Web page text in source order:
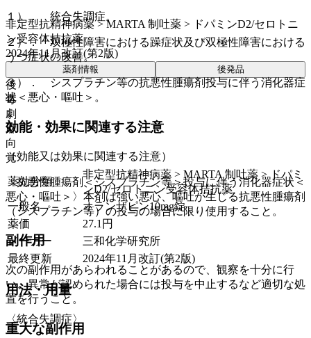
１）． 統合失調症。
２）． 双極性障害における躁症状及び双極性障害における
うつ症状の改善。
３）． シスプラチン等の抗悪性腫瘍剤投与に伴う消化器症
状＜悪心・嘔吐＞。
効能・効果に関連する注意
（効能又は効果に関連する注意）
〈抗悪性腫瘍剤＜シスプラチン等＞投与に伴う消化器症状＜
悪心・嘔吐＞〉本剤は強い悪心、嘔吐が生じる抗悪性腫瘍剤
（シスプラチン等）の投与の場合に限り使用すること。
副作用
次の副作用があらわれることがあるので、観察を十分に行
い、異常が認められた場合には投与を中止するなど適切な処
置を行うこと。
重大な副作用
非定型抗精神病薬 > MARTA 制吐薬 > ドパミンD2/セロトニ
ン受容体拮抗薬
2024年11月改訂(第2版)
薬剤情報 後発品
後
毒
劇
麻
向
覚
薬効分類
非定型抗精神病薬 > MARTA 制吐薬 > ドパミ
ンD2/セロトニン受容体拮抗薬
一般名
オランザピン10mg錠
薬価
27.1 円
メーカー
三和化学研究所
最終更新
2024年11月改訂(第2版)
用法・用量
〈統合失調症〉